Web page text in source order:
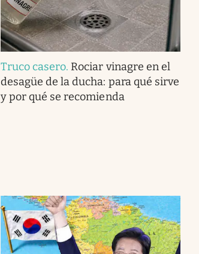
Truco casero. Rociar vinagre en el
desagüe de la ducha: para qué sirve
y por qué se recomienda